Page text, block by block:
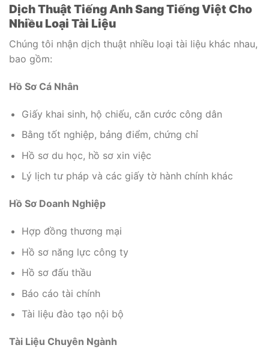
Dịch Thuật Tiếng Anh Sang Tiếng Việt Cho
Nhiều Loại Tài Liệu
Chúng tôi nhận dịch thuật nhiều loại tài liệu khác nhau,
bao gồm:
Hồ Sơ Cá Nhân
Giấy khai sinh, hộ chiếu, căn cước công dân
Bằng tốt nghiệp, bảng điểm, chứng chỉ
Hồ sơ du học, hồ sơ xin việc
Lý lịch tư pháp và các giấy tờ hành chính khác
Hồ Sơ Doanh Nghiệp
Hợp đồng thương mại
Hồ sơ năng lực công ty
Hồ sơ đấu thầu
Báo cáo tài chính
Tài liệu đào tạo nội bộ
Tài Liệu Chuyên Ngành